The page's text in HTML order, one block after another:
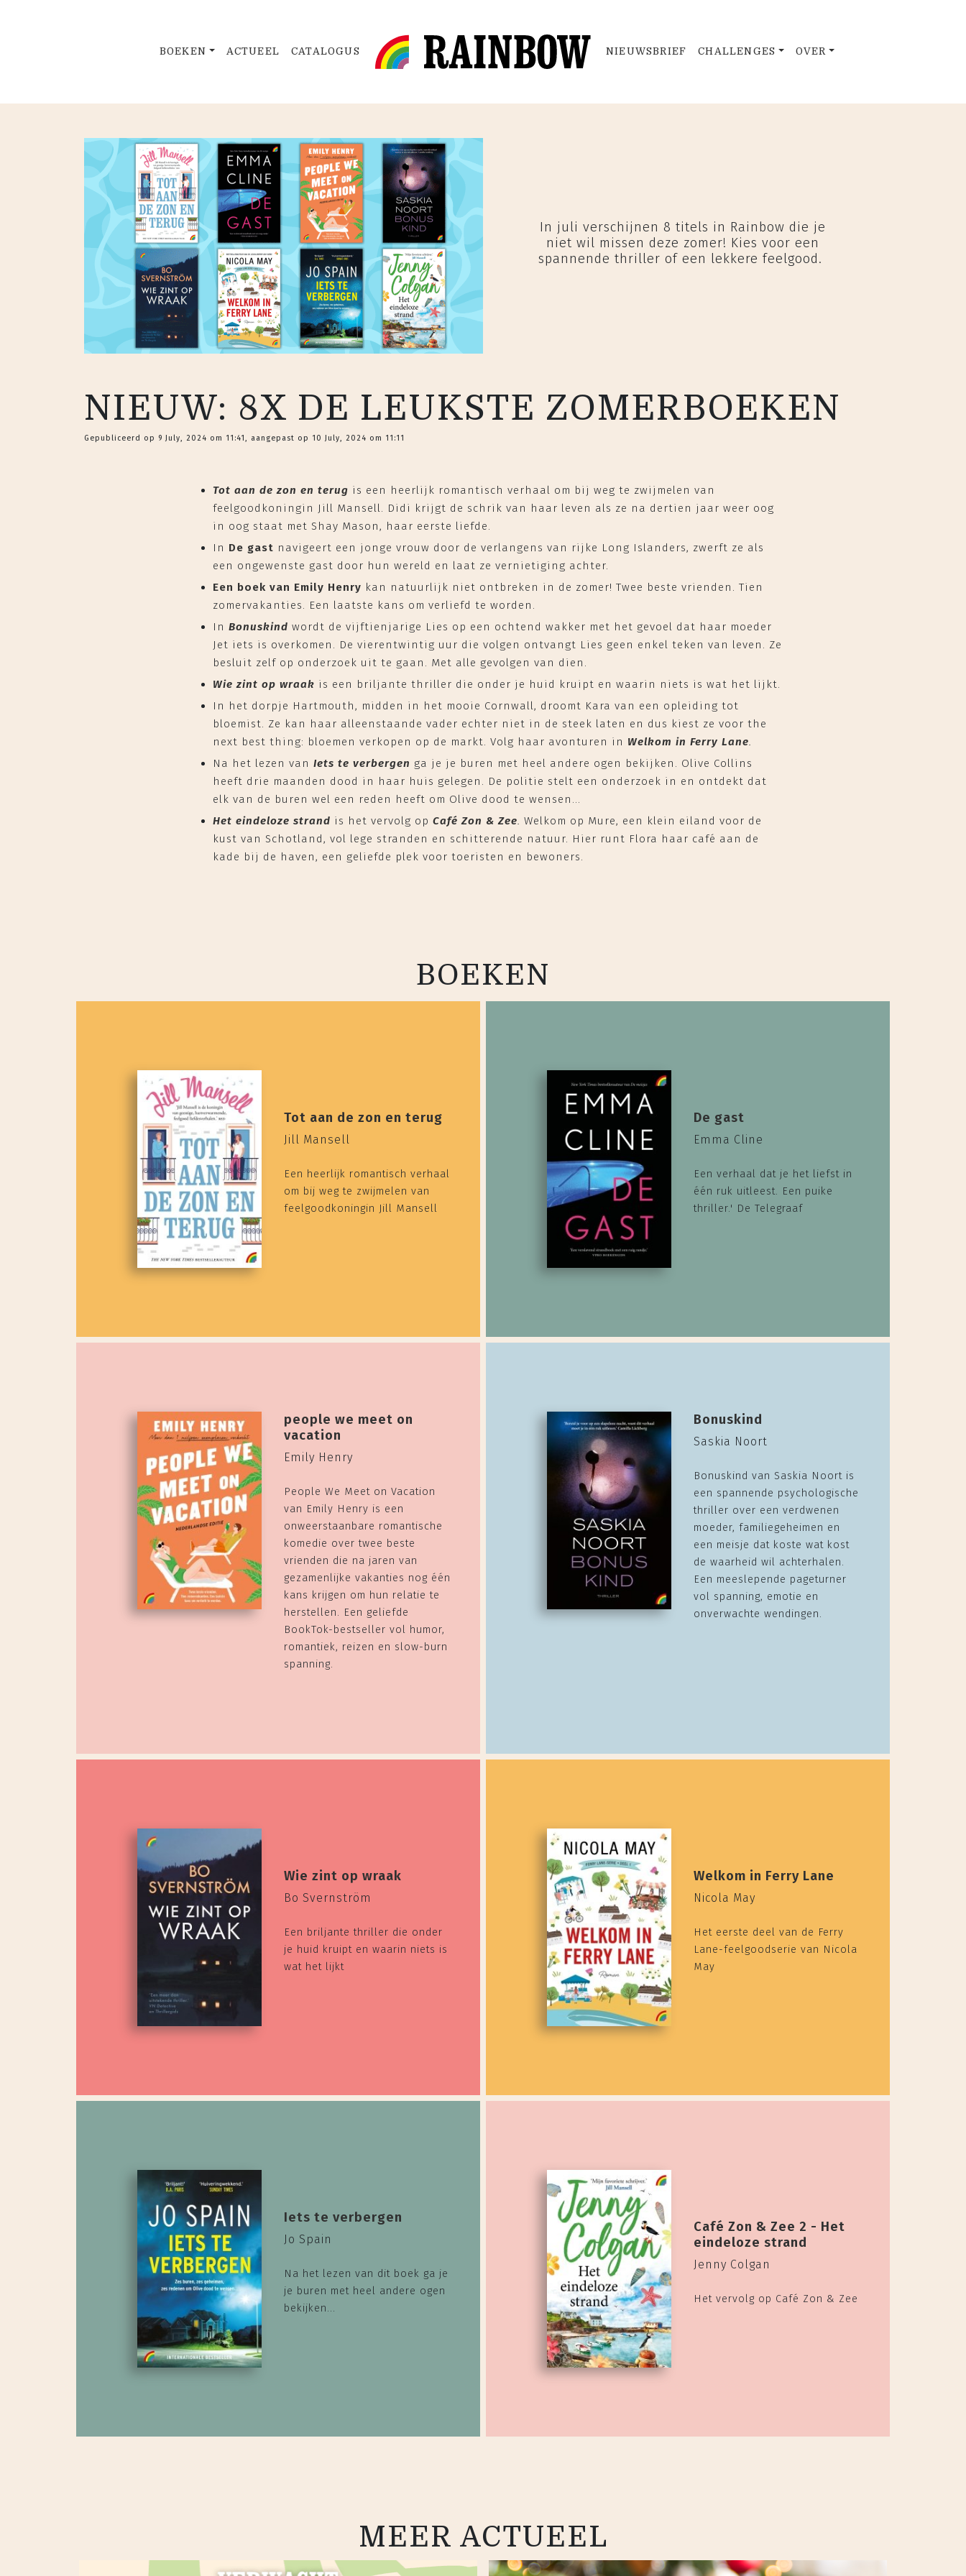
BOEKEN ACTUEEL CATALOGUS NIEUWSBRIEF CHALLENGES OVER
In juli verschijnen 8 titels in Rainbow die je
niet wil missen deze zomer! Kies voor een
spannende thriller of een lekkere feelgood.
NIEUW: 8X DE LEUKSTE ZOMERBOEKEN
Gepubliceerd op 9 July, 2024 om 11:41, aangepast op 10 July, 2024 om 11:11
Tot aan de zon en terug is een heerlijk romantisch verhaal om bij weg te zwijmelen van
feelgoodkoningin Jill Mansell. Didi krijgt de schrik van haar leven als ze na dertien jaar weer oog
in oog staat met Shay Mason, haar eerste liefde.
In De gast navigeert een jonge vrouw door de verlangens van rijke Long Islanders, zwerft ze als
een ongewenste gast door hun wereld en laat ze vernietiging achter.
Een boek van Emily Henry kan natuurlijk niet ontbreken in de zomer! Twee beste vrienden. Tien
zomervakanties. Een laatste kans om verliefd te worden.
In Bonuskind wordt de vijftienjarige Lies op een ochtend wakker met het gevoel dat haar moeder
Jet iets is overkomen. De vierentwintig uur die volgen ontvangt Lies geen enkel teken van leven. Ze
besluit zelf op onderzoek uit te gaan. Met alle gevolgen van dien.
Wie zint op wraak is een briljante thriller die onder je huid kruipt en waarin niets is wat het lijkt.
In het dorpje Hartmouth, midden in het mooie Cornwall, droomt Kara van een opleiding tot
bloemist. Ze kan haar alleenstaande vader echter niet in de steek laten en dus kiest ze voor the
next best thing: bloemen verkopen op de markt. Volg haar avonturen in Welkom in Ferry Lane.
Na het lezen van Iets te verbergen ga je je buren met heel andere ogen bekijken. Olive Collins
heeft drie maanden dood in haar huis gelegen. De politie stelt een onderzoek in en ontdekt dat
elk van de buren wel een reden heeft om Olive dood te wensen...
Het eindeloze strand is het vervolg op Café Zon & Zee. Welkom op Mure, een klein eiland voor de
kust van Schotland, vol lege stranden en schitterende natuur. Hier runt Flora haar café aan de
kade bij de haven, een geliefde plek voor toeristen en bewoners.
BOEKEN
Tot aan de zon en terug
Jill Mansell
Een heerlijk romantisch verhaal
om bij weg te zwijmelen van
feelgoodkoningin Jill Mansell
De gast
Emma Cline
Een verhaal dat je het liefst in
één ruk uitleest. Een puike
thriller.' De Telegraaf
people we meet on
vacation
Emily Henry
People We Meet on Vacation
van Emily Henry is een
onweerstaanbare romantische
komedie over twee beste
vrienden die na jaren van
gezamenlijke vakanties nog één
kans krijgen om hun relatie te
herstellen. Een geliefde
BookTok-bestseller vol humor,
romantiek, reizen en slow-burn
spanning.
Bonuskind
Saskia Noort
Bonuskind van Saskia Noort is
een spannende psychologische
thriller over een verdwenen
moeder, familiegeheimen en
een meisje dat koste wat kost
de waarheid wil achterhalen.
Een meeslepende pageturner
vol spanning, emotie en
onverwachte wendingen.
Wie zint op wraak
Bo Svernström
Een briljante thriller die onder
je huid kruipt en waarin niets is
wat het lijkt
Welkom in Ferry Lane
Nicola May
Het eerste deel van de Ferry
Lane-feelgoodserie van Nicola
May
Iets te verbergen
Jo Spain
Na het lezen van dit boek ga je
je buren met heel andere ogen
bekijken...
Café Zon & Zee 2 - Het
eindeloze strand
Jenny Colgan
Het vervolg op Café Zon & Zee
MEER ACTUEEL